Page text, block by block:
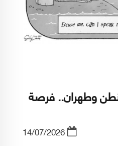
وطهران.. فرصة
14/07/2026